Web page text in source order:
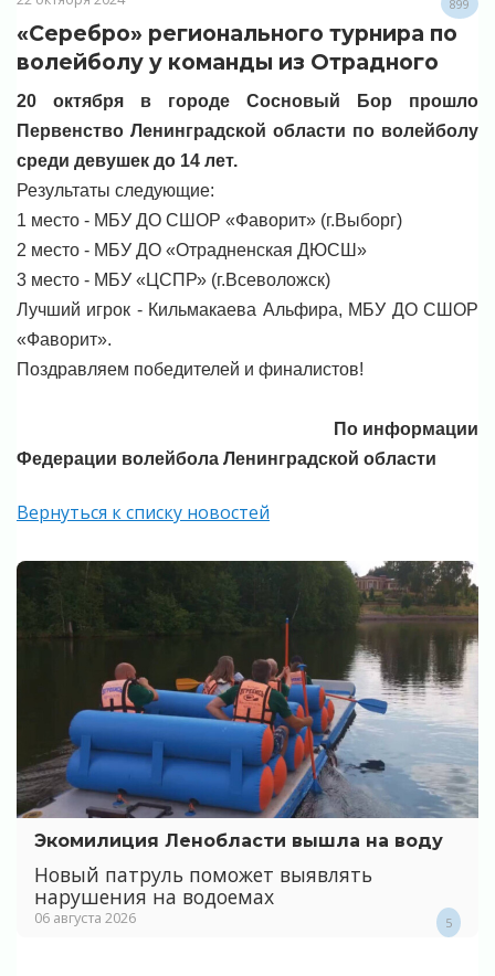
899
«Серебро» регионального турнира по
волейболу у команды из Отрадного
20 октября в городе Сосновый Бор прошло
Первенство Ленинградской области по волейболу
среди девушек до 14 лет.
Результаты следующие:
1 место - МБУ ДО СШОР «Фаворит» (г.Выборг)
2 место - МБУ ДО «Отрадненская ДЮСШ»
3 место - МБУ «ЦСПР» (г.Всеволожск)
Лучший игрок - Кильмакаева Альфира, МБУ ДО СШОР
«Фаворит».
Поздравляем победителей и финалистов!
По информации
Федерации волейбола Ленинградской области
Вернуться к списку новостей
Экомилиция Ленобласти вышла на воду
Новый патруль поможет выявлять
нарушения на водоемах
06 августа 2026 5